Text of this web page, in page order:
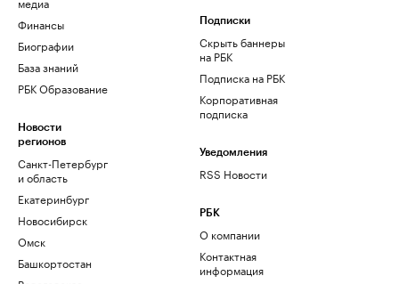
Финансы
Биографии
База знаний
РБК Образование
Новости
регионов
Санкт-Петербург
и область
Екатеринбург
Новосибирск
Омск
Башкортостан
Подписки
Скрыть баннеры
на РБК
Подписка на РБК
Корпоративная
подписка
Уведомления
RSS Новости
РБК
О компании
Контактная
информация